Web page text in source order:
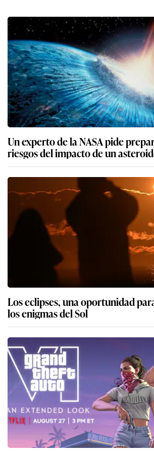
Un experto de la NASA pide
riesgos del impacto de un
Los eclipses, una oportunidad
los enigmas del Sol